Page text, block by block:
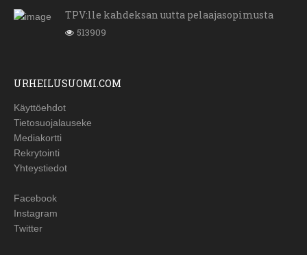
TPV:lle kahdeksan uutta pelaajasopimusta
513909
URHEILUSUOMI.COM
Käyttöehdot
Tietosuojalauseke
Mediakortti
Rekrytointi
Yhteystiedot
Facebook
Instagram
Twitter